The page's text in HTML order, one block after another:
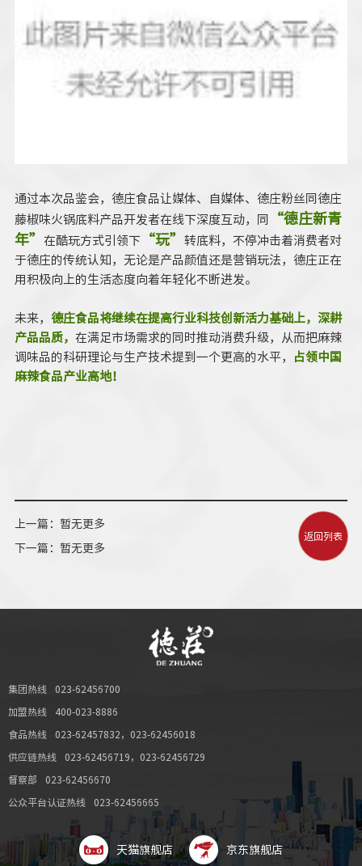
通过本次品鉴会，德庄食品让媒体、自媒体、德庄粉丝同德庄
藤椒味火锅底料产品开发者在线下深度互动，同
“德庄新青
年”
在酷玩方式引领下“玩”
转底料，不停冲击着消费者对
于德庄的传统认知，无论是产品颜值还是营销玩法，德庄正在
用积极向上的生活态度向着年轻化不断进发。
未来， 德庄食品将继续在提高行业科技创新活力基础上，深耕
产品品质， 在满足市场需求的同时推动消费升级，从而把麻辣
调味品的科研理论与生产技术提到一个更高的水平，
占领中国
麻辣食品产业高地！
上一篇：暂无更多
下一篇：暂无更多
返回列表
集团热线 023-62456700
加盟热线 400-023-8886
食品热线 023-62457832 ， 023-62456018
供应链热线 023-62456719 ， 023-62456729
督察部 023-62456670
公众平台认证热线 023-62456665
天猫旗舰店 京东旗舰店